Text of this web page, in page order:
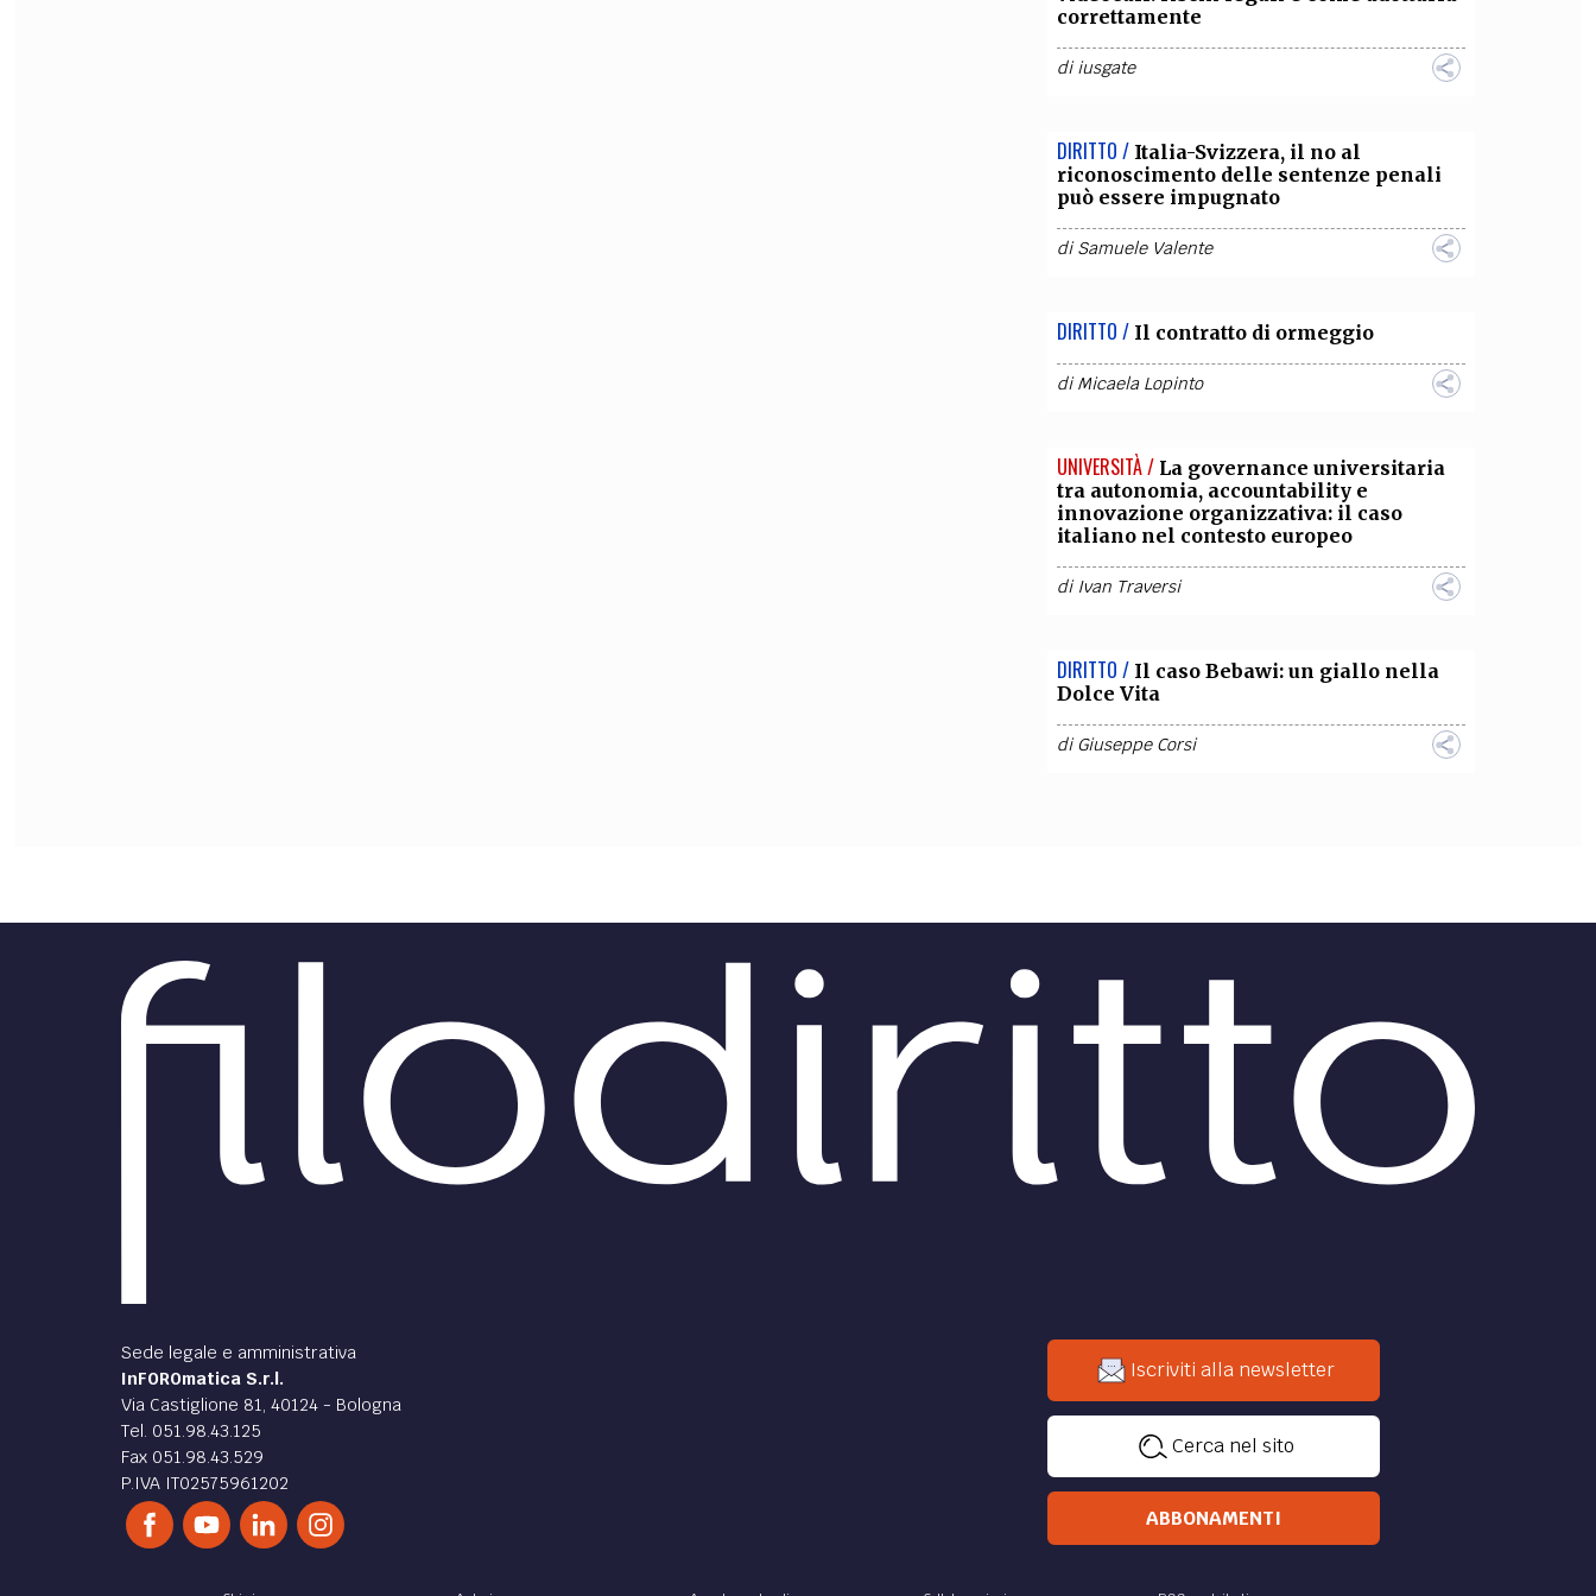
correttamente
diiusgate
DIRITTO / Italia-Svizzera, il no al
riconoscimento delle sentenze penali
può essere impugnato
diSamuele Valente
DIRITTO / Il contratto di ormeggio
diMicaela Lopinto
UNIVERSITÀ / La governance universitaria
tra autonomia, accountability e
innovazione organizzativa: il caso
italiano nel contesto europeo
di Ivan Traversi
DIRITTO / Il caso Bebawi: un giallo nella
Dolce Vita
diGiuseppe Corsi
Sede legale e amministrativa
InFOROmatica S.r.l.
Via Castiglione 81, 40124 - Bologna
Tel. 051.98.43.125
Fax 051.98.43.529
P.IVA IT02575961202
Iscriviti alla newsletter
Cerca nel sito
ABBONAMENTI